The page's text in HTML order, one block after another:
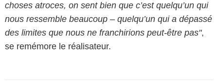
choses atroces, on sent bien que c’est quelqu’un qui
nous ressemble beaucoup – quelqu’un qui a dépassé
des limites que nous ne franchirions peut-être pas",
se remémore le réalisateur.